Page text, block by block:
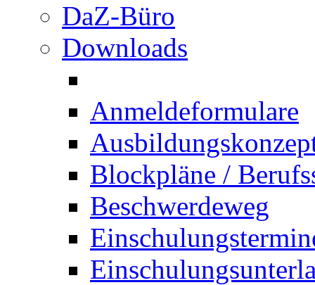
DaZ-Büro
Downloads
Anmeldeformulare
Blockpläne /
Beschwerdeweg